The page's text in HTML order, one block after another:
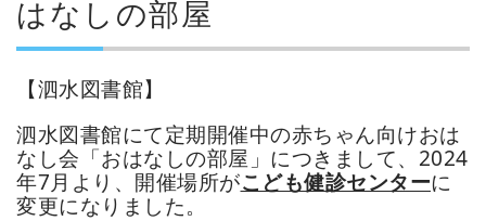
はなしの部屋
【泗水図書館】
泗水図書館にて定期開催中の赤ちゃん向けおは
なし会 「おはなしの部屋」につきまして、2024
年7月より、 開催場所がこども健診センターに
変更になりました。